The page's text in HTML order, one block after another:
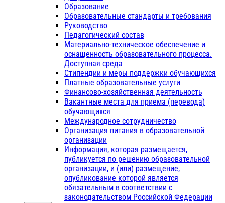
Образование
Образовательные стандарты и требования
Руководство
Педагогический состав
Материально-техническое обеспечение и
оснащенность образовательного процесса.
Доступная среда
Стипендии и меры поддержки обучающихся
Платные образовательные услуги
Финансово-хозяйственная деятельность
Вакантные места для приема (перевода)
обучающихся
Международное сотрудничество
Организация питания в образовательной
организации
Информация, которая размещается,
публикуется по решению образовательной
организации, и (или) размещение,
опубликование которой является
обязательным в соответствии с
законодательством Российской Федерации